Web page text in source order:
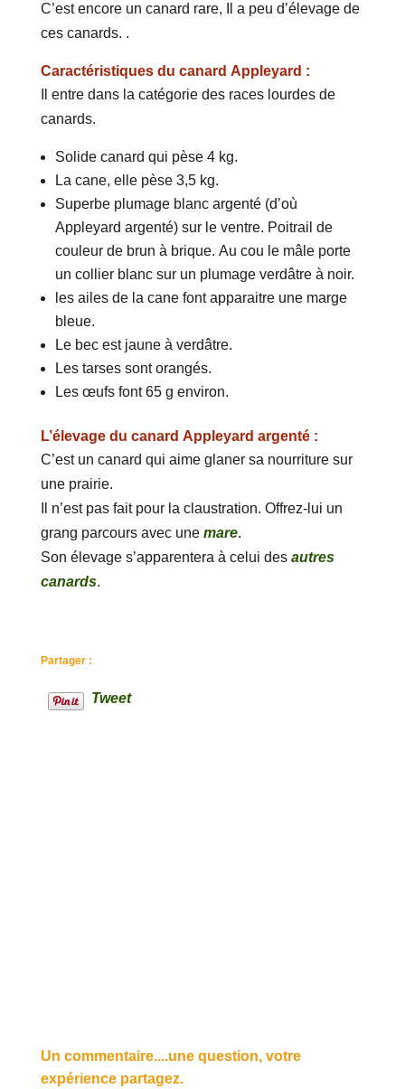
C’est encore un canard rare, Il a peu d’élevage de
ces canards. .
Caractéristiques du canard Appleyard :
Il entre dans la catégorie des races lourdes de
canards.
Solide canard qui pèse 4 kg.
La cane, elle pèse 3,5 kg.
Superbe plumage blanc argenté (d’où
Appleyard argenté) sur le ventre. Poitrail de
couleur de brun à brique. Au cou le mâle porte
un collier blanc sur un plumage verdâtre à noir.
les ailes de la cane font apparaitre une marge
bleue.
Le bec est jaune à verdâtre.
Les tarses sont orangés.
Les œufs font 65 g environ.
L’élevage du canard Appleyard argenté :
C’est un canard qui aime glaner sa nourriture sur
une prairie.
Il n’est pas fait pour la claustration. Offrez-lui un
grang parcours avec une mare.
Son élevage s’apparentera à celui des autres
canards.
Partager :
Tweet
Un commentaire....une question, votre
expérience partagez.